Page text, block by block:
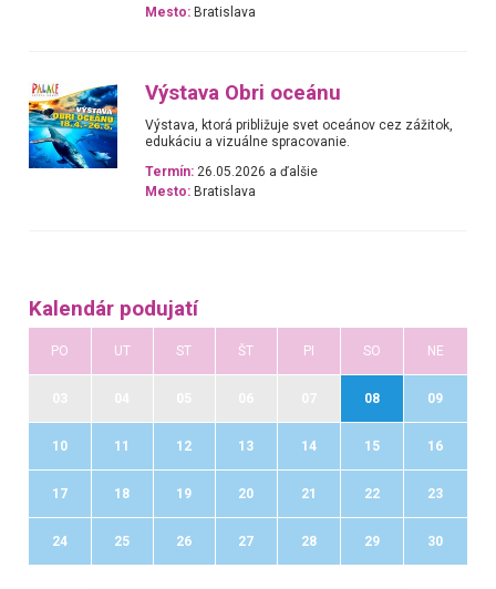
Mesto: Bratislava
Výstava Obri oceánu
Výstava, ktorá približuje svet oceánov cez zážitok,
edukáciu a vizuálne spracovanie.
Termín: 26.05.2026 a ďalšie
Mesto: Bratislava
Kalendár podujatí
PO UT ST ŠT PI SO NE
08 09
10 11 12 13 14 15 16
17 18 19 20 21 22 23
24 25 26 27 28 29 30